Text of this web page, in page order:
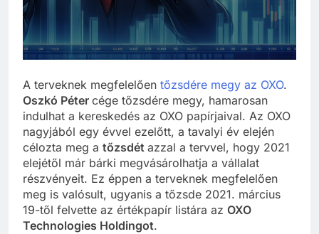
A terveknek megfelelően tőzsdére megy az OXO.
Oszkó Péter cége tőzsdére megy, hamarosan
indulhat a kereskedés az OXO papírjaival. Az OXO
nagyjából egy évvel ezelőtt, a tavalyi év elején
célozta meg a tőzsdét azzal a tervvel, hogy 2021
elejétől már bárki megvásárolhatja a vállalat
részvényeit. Ez éppen a terveknek megfelelően
meg is valósult, ugyanis a tőzsde 2021. március
19-től felvette az értékpapír listára az OXO
Technologies Holdingot.